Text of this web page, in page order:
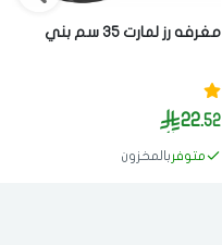
مغرفه رز لمارت 35 سم بني
22.52
متوفر بالمخزون